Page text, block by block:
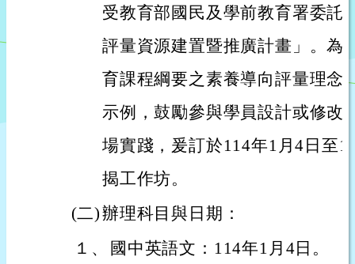
受教育部國民及學前教育署委託
評量資源建置暨推廣計畫」。為
育課程綱要之素養導向評量理念
示例，鼓勵參與學員設計或修改
場實踐，爰訂於114年1月4日至
揭工作坊。
(二)辦理科目與日期：
１、
國中英語文：114年1月4日。